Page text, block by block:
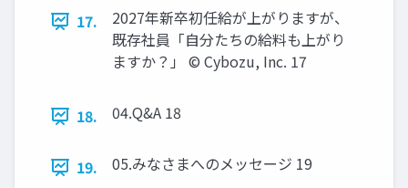
17.
2027年新卒初任給が上がりますが、
既存社員「自分たちの給料も上がり
ますか？」 ©️ Cybozu, Inc. 17
18. 04.Q&A 18
19. 05.みなさまへのメッセージ 19